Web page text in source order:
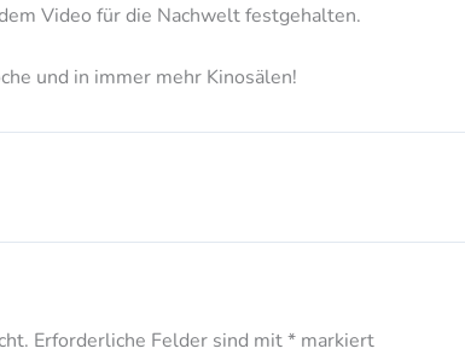
Video für die Nachwelt festgehalten.
und in immer mehr Kinosälen!
Erforderliche Felder sind mit* markiert